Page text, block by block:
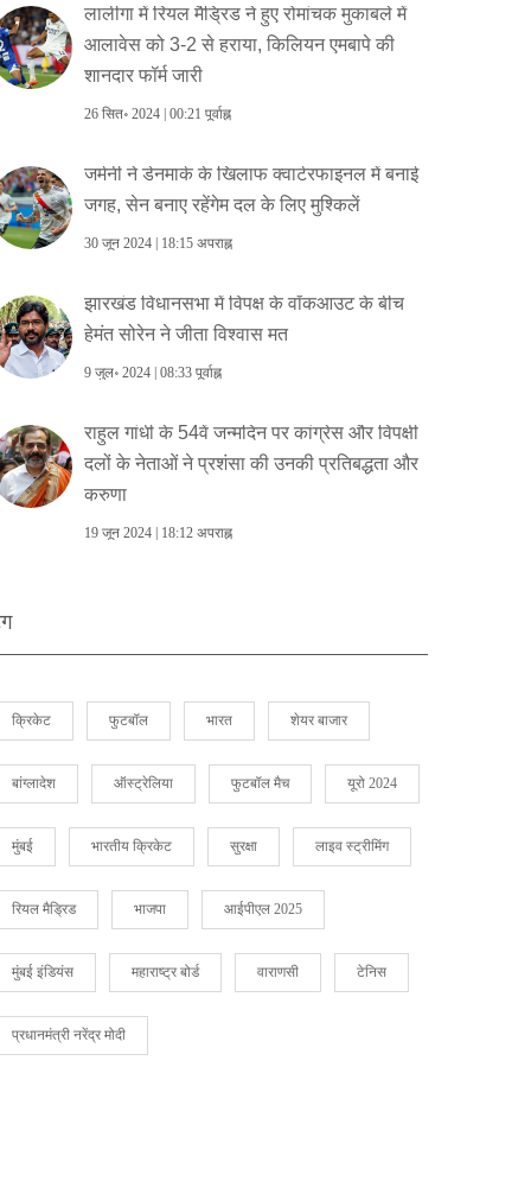
लालीगा में रियल मैड्रिड ने हुए रोमांचक मुकाबले में
आलावेस को 3-2 से हराया, किलियन एमबापे की
शानदार फॉर्म जारी
26 सित॰ 2024 | 00:21 पूर्वाह्न
जर्मनी ने डेनमार्क के खिलाफ क्वार्टरफाइनल में बनाई
जगह, सेन बनाए रहेंगेम दल के लिए मुश्किलें
30 जून 2024 | 18:15 अपराह्न
झारखंड विधानसभा में विपक्ष के वॉकआउट के बीच
हेमंत सोरेन ने जीता विश्वास मत
9 जुल॰ 2024 | 08:33 पूर्वाह्न
राहुल गांधी के 54वें जन्मदिन पर कांग्रेस और विपक्षी
दलों के नेताओं ने प्रशंसा की उनकी प्रतिबद्धता और
करुणा
19 जून 2024 | 18:12 अपराह्न
क्रिकेट फुटबॉल भारत शेयर बाजार
बांग्लादेश ऑस्ट्रेलिया फुटबॉल मैच यूरो 2024
मुंबई भारतीय क्रिकेट सुरक्षा लाइव स्ट्रीमिंग
रियल मैड्रिड भाजपा आईपीएल 2025
मुंबई इंडियंस महाराष्ट्र बोर्ड वाराणसी टेनिस
प्रधानमंत्री नरेंद्र मोदी